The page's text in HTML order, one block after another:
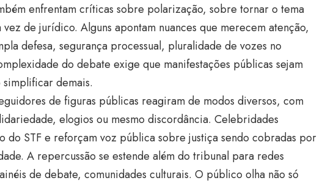
enfrentam críticas sobre polarização, sobre tornar o tema
de jurídico. Alguns apontam nuances que merecem atenção,
defesa, segurança processual, pluralidade de vozes no
do debate exige que manifestações públicas sejam
demais.
de figuras públicas reagiram de modos diversos, com
elogios ou mesmo discordância. Celebridades
do STF e reforçam voz pública sobre justiça sendo cobradas por
A repercussão se estende além do tribunal para redes
de debate, comunidades culturais. O público olha não só